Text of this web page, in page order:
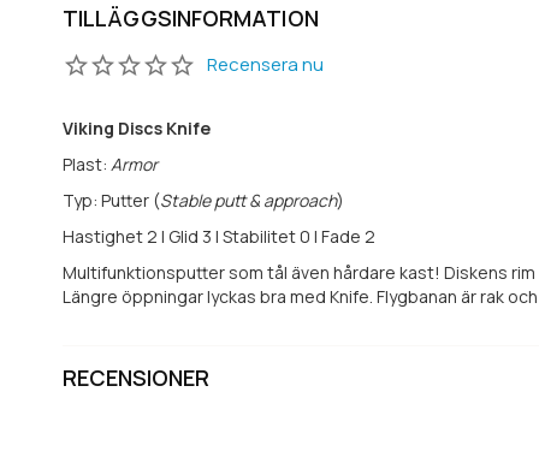
TILLÄGGSINFORMATION
Recensera nu
Viking Discs Knife
Plast: Armor
Typ: Putter (Stable putt & approach)
Hastighet 2 | Glid 3 | Stabilitet 0 | Fade 2
Multifunktionsputter som tål även hårdare kast! Diskens
Längre öppningar lyckas bra med Knife. Flygbanan är rak
RECENSIONER